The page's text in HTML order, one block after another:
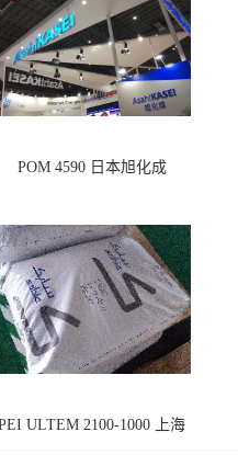
POM 4590 日本旭化成
ULTEM 2100-1000 上海